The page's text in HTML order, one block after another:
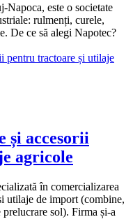
este o societate
rulmenți, curele,
De ce să alegi Napotec?
și accesorii
agricole
în comercializarea
utilaje de import (combine,
sol). Firma și-a